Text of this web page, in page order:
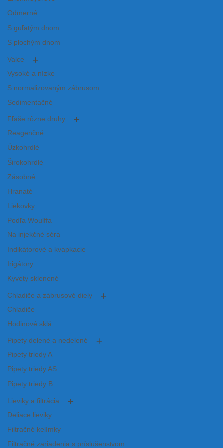
Odmerné
S guľatým dnom
S plochým dnom
Valce
Vysoké a nízke
S normalizovaným zábrusom
Sedimentačné
Fľaše rôzne druhy
Reagenčné
Úzkohrdlé
Širokohrdlé
Zásobné
Hranaté
Liekovky
Podľa Woulffa
Na injekčné séra
Indikátorové a kvapkacie
Irigátory
Kyvety sklenené
Chladiče a zábrusové diely
Chladiče
Hodinové sklá
Pipety delené a nedelené
Pipety triedy A
Pipety triedy AS
Pipety triedy B
Lieviky a filtrácia
Deliace lieviky
Filtračné kelímky
Filtračné zariadenia s príslušenstvom